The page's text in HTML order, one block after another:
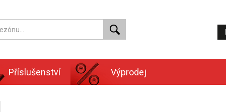
Příslušenství Výprodej